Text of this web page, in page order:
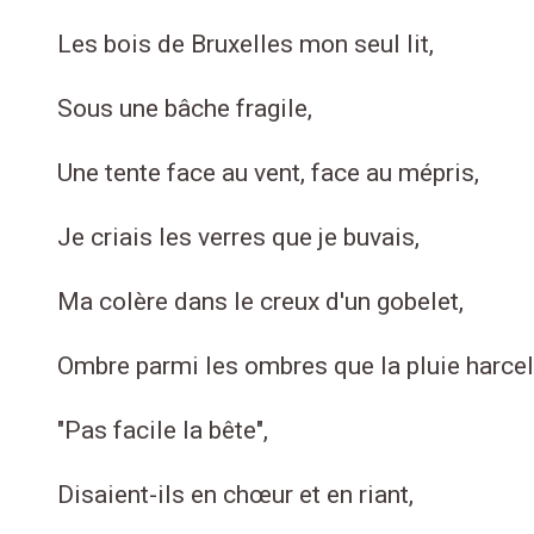
Les bois de Bruxelles mon seul lit,
Sous une bâche fragile,
Une tente face au vent, face au mépris,
Je criais les verres que je buvais,
Ma colère dans le creux d'un gobelet,
Ombre parmi les ombres que la pluie
"Pas facile la bête",
Disaient-ils en chœur et en riant,